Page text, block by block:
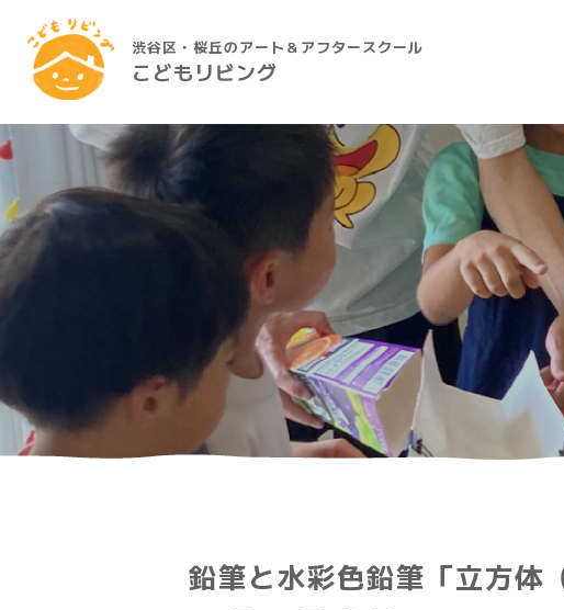
渋谷区・桜丘のアート＆アフタースクール
こどもリビング
鉛筆と水彩色鉛筆「立方